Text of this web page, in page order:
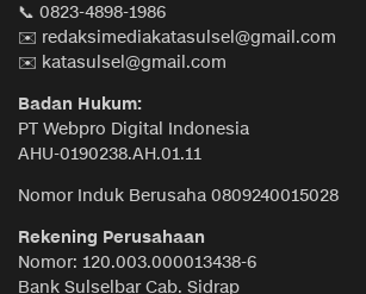
📞 0823-4898-1986
✉️ redaksimediakatasulsel@gmail.com
✉️ katasulsel@gmail.com
Badan Hukum:
PT Webpro Digital Indonesia
AHU-0190238.AH.01.11
Nomor Induk Berusaha 0809240015028
Rekening Perusahaan
Nomor: 120.003.000013438-6
Bank Sulselbar Cab. Sidrap